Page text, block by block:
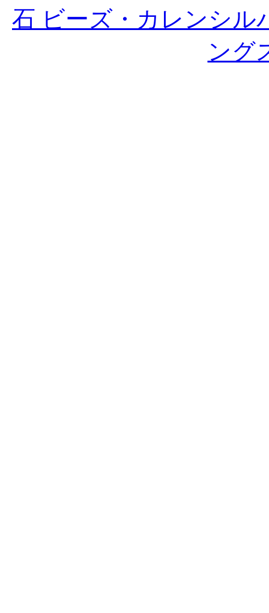
石 ビーズ・カレンシル
ング